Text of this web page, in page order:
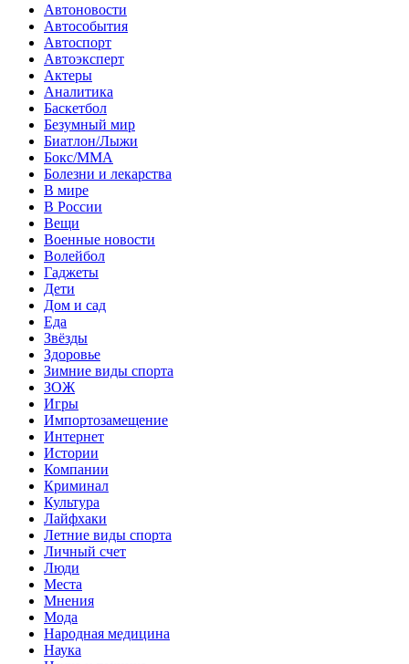
Автоновости
Автособытия
Автоспорт
Автоэксперт
Актеры
Аналитика
Баскетбол
Безумный мир
Биатлон/Лыжи
Бокс/MMA
Болезни и лекарства
В мире
В России
Вещи
Военные новости
Волейбол
Гаджеты
Дети
Дом и сад
Еда
Звёзды
Здоровье
Зимние виды спорта
ЗОЖ
Игры
Импортозамещение
Интернет
Истории
Компании
Криминал
Культура
Лайфхаки
Летние виды спорта
Личный счет
Люди
Места
Мнения
Мода
Народная медицина
Наука